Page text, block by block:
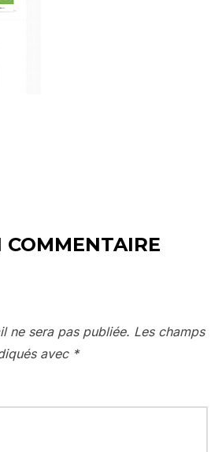
COMMENTAIRE
ne sera pas publiée. Les champs
avec *